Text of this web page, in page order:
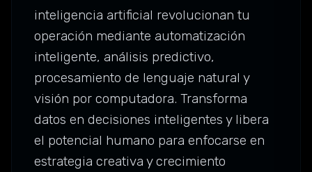
inteligencia artificial revolucionan tu
operación mediante automatización
inteligente, análisis predictivo,
procesamiento de lenguaje natural y
visión por computadora. Transforma
datos en decisiones inteligentes y libera
el potencial humano para enfocarse en
estrategia creativa y crecimiento